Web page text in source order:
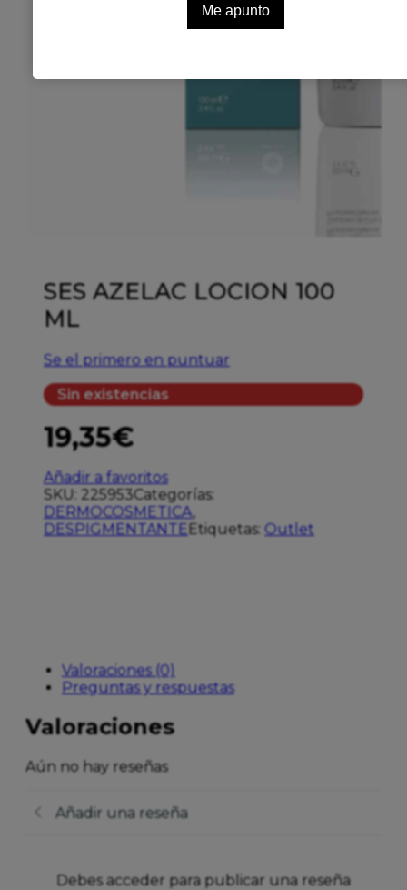
SES AZELAC LOCION 100
ML
Se el primero en puntuar
Sin existencias
19,35€
Añadir a favoritos
SKU: 225953Categorías:
DERMOCOSMETICA,
DESPIGMENTANTEEtiquetas: Outlet
Valoraciones (0)
Preguntas y respuestas
Valoraciones
Aún no hay reseñas
Añadir una reseña
Debes acceder para publicar una reseña